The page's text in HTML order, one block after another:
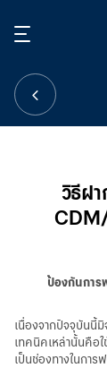
ลูกค้าบุคคล
กิจการธนาคารต่า
นักลงทุนสัมพันธ์
เกี่ยวกับธนาคารก
วิธีฝ
ป้องกันการ
เนื่องจากปัจจุบันนี้
เทคนิคเหล่านั้นคือ
เป็นช่องทางในการ